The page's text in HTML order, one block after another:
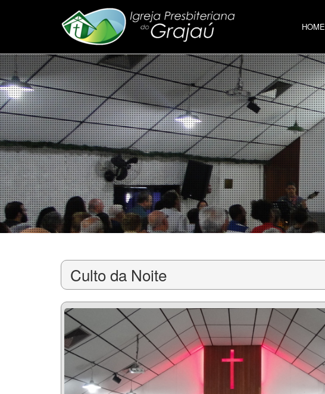
HOME
Culto da Noite